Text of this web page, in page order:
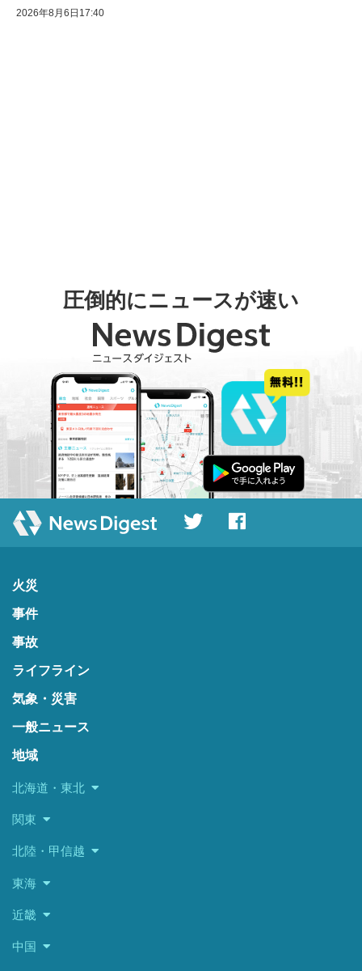
2026年8月6日17:40
圧倒的にニュースが速い
火災
事件
事故
ライフライン
気象・災害
一般ニュース
地域
北海道・東北
関東
北陸・甲信越
東海
近畿
中国